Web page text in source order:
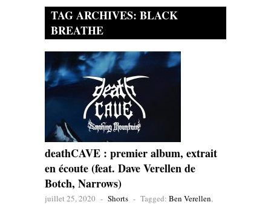
TAG ARCHIVES: BLACK
BREATHE
deathCAVE : premier album, extrait
en écoute (feat. Dave Verellen de
Botch, Narrows)
juillet 25, 2020 - Shorts - Tagged: Ben Verellen,